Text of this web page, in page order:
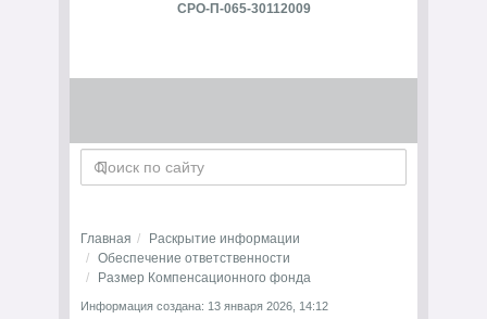
СРО-П-065-30112009
Поиск
Главная
Раскрытие информации
Обеспечение ответственности
Размер Компенсационного фонда
Информация создана: 13 января 2026, 14:12